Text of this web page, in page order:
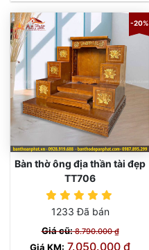
-20%
Bàn thờ ông địa thần tài đẹp
TT706
1233 Đã bán
Giá cũ:8.790.000 ₫
Giá KM: 7.050.000 ₫